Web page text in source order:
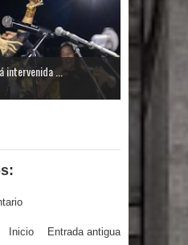
desde el próximo
dirección de hombres
intervenida ...
Entrada antigua
Inicio